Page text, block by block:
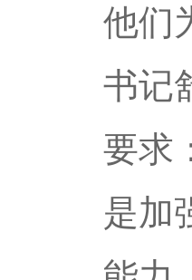
他们
书记
要求
是加